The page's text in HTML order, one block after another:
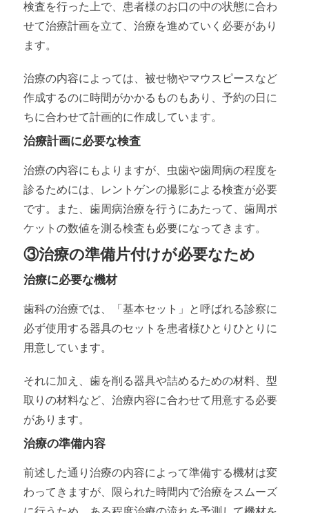
検査を行った上で、患者様のお口の中の状態に合わ
せて治療計画を立て、治療を進めていく必要があり
ます。
治療の内容によっては、被せ物やマウスピースなど
作成するのに時間がかかるものもあり、予約の日に
ちに合わせて計画的に作成しています。
治療計画に必要な検査
治療の内容にもよりますが、虫歯や歯周病の程度を
診るためには、レントゲンの撮影による検査が必要
です。また、歯周病治療を行うにあたって、歯周ポ
ケットの数値を測る検査も必要になってきます。
③治療の準備片付けが必要なため
治療に必要な機材
歯科の治療では、「基本セット」と呼ばれる診察に
必ず使用する器具のセットを患者様ひとりひとりに
用意しています。
それに加え、歯を削る器具や詰めるための材料、型
取りの材料など、治療内容に合わせて用意する必要
があります。
治療の準備内容
前述した通り治療の内容によって準備する機材は変
わってきますが、限られた時間内で治療をスムーズ